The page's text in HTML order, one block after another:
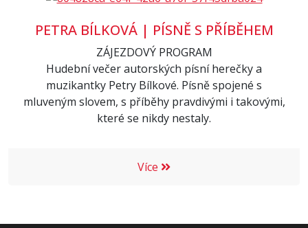
PETRA BÍLKOVÁ | PÍSNĚ S PŘÍBĚHEM
ZÁJEZDOVÝ PROGRAM
Hudební večer autorských písní herečky a
muzikantky Petry Bílkové. Písně spojené s
mluveným slovem, s příběhy pravdivými i takovými,
které se nikdy nestaly.
Více